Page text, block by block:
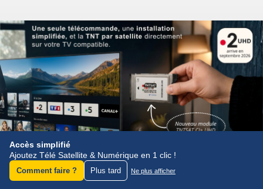
Accès simplifié
Ajoutez Télé Satellite & Numérique en 1 clic !
Comment faire ? Plus tard Ne plus afficher